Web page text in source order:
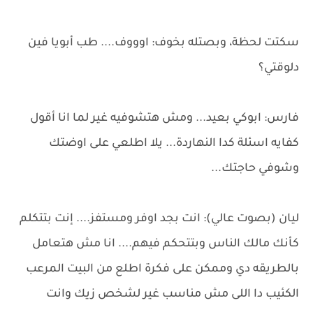
سكتت لحظة، وبصتله بخوف: اوووف.... طب أبويا فين
دلوقتي؟
فارس: ابوكي بعيد... ومش هتشوفيه غير لما انا أقول
كفايه اسئلة كدا النهاردة... يلا اطلعي على اوضتك
وشوفي حاجتك...
ليان (بصوت عالي): انت بجد اوفر ومستفز.... إنت بتتكلم
كأنك مالك الناس وبتتحكم فيهم.... انا مش هتعامل
بالطريقه دي وممكن على فكرة اطلع من البيت المرعب
الكئيب دا اللى مش مناسب غير لشخص زيك وانت